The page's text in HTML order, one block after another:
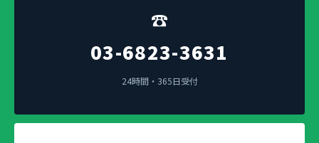
☎
03-6823-3631
24時間・365日受付